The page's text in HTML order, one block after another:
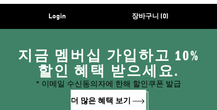
Login 장바구니 (0)
지금 멤버십 가입하고 10%
할인 혜택 받으세요.
* 이메일 수신동의자에 한해 할인쿠폰 발급
더 많은 혜택 보기